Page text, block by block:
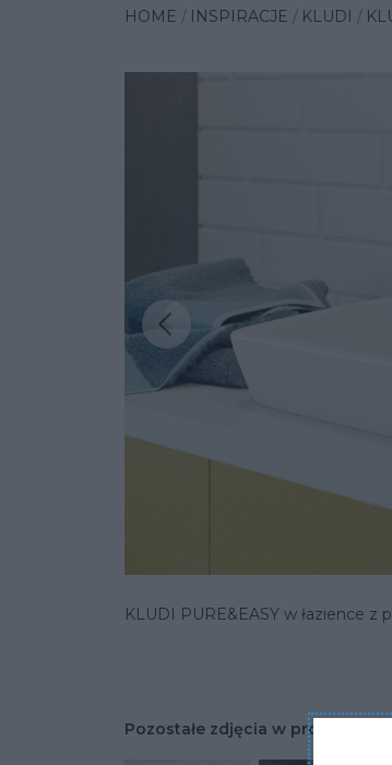
HOME INSPIRACJE KLUDI
Poprzednia
KLUDI PURE&EASY w łazience
Pozostałe zdjęcia w projekcie: